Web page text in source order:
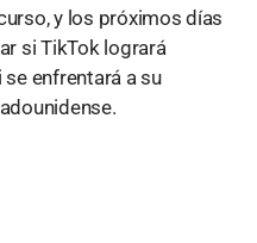
y los próximos días
si TikTok logrará
enfrentará a su